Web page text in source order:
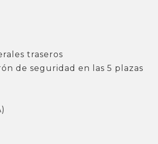
traseros
de seguridad en las 5 plazas